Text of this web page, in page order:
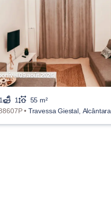
09 août 2026
1 1
55 m²
• Travessa Giestal, Alcântara